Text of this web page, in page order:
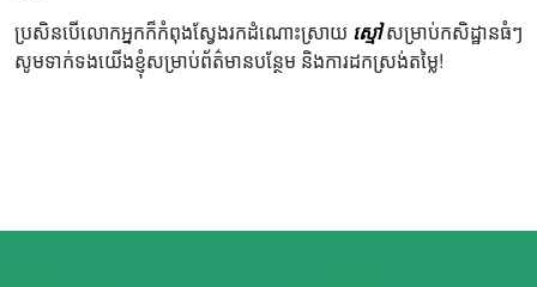
ប្រសិនបើ​លោកអ្នក​ក៏​កំពុង​ស្វែងរក​ដំណោះស្រាយ​ ស្មៅ​សម្រាប់​កសិដ្ឋាន​ធំ​ៗ​
សូម​ទាក់ទង​យើងខ្ញុំ​សម្រាប់​ព័ត៌មាន​បន្ថែម​ និង​ការ​ដក​ស្រង់​តម្លៃ​!